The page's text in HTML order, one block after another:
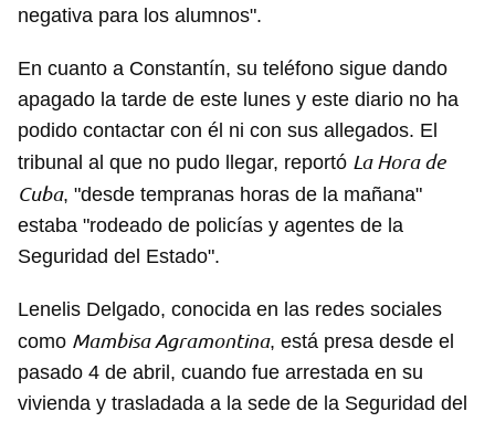
negativa para los alumnos".
En cuanto a Constantín, su teléfono sigue dando
apagado la tarde de este lunes y este diario no ha
podido contactar con él ni con sus allegados. El
tribunal al que no pudo llegar, reportó La Hora de
Cuba, "desde tempranas horas de la mañana"
estaba "rodeado de policías y agentes de la
Seguridad del Estado".
Lenelis Delgado, conocida en las redes sociales
como Mambisa Agramontina, está presa desde el
pasado 4 de abril, cuando fue arrestada en su
vivienda y trasladada a la sede de la Seguridad del